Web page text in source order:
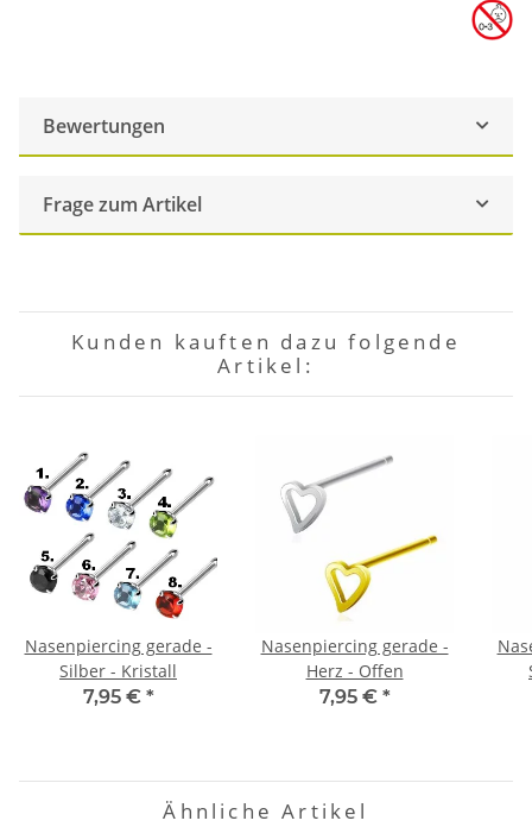
Bewertungen
Frage zum Artikel
Kunden kauften dazu folgende
Artikel:
Nasenpiercing gerade -
Silber - Kristall
7,95 € *
Nasenpiercing gerade -
Herz - Offen
7,95 € *
Ähnliche Artikel